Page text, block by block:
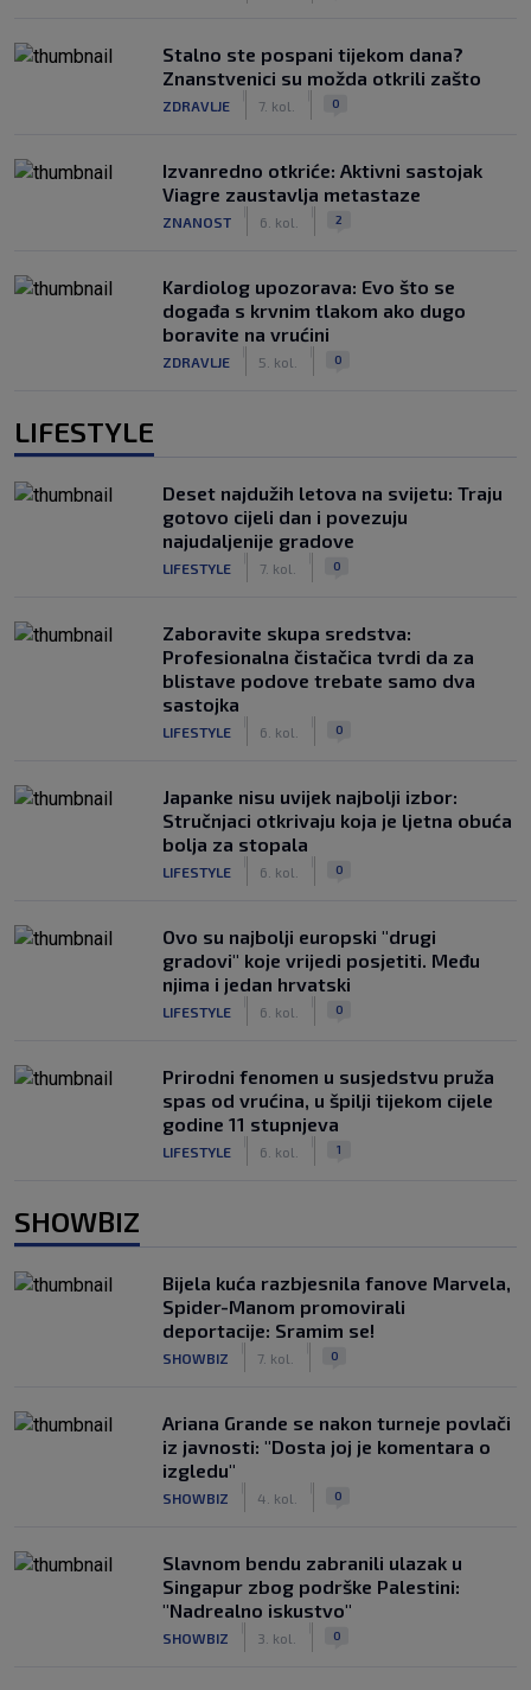
Stalno ste pospani tijekom dana?
Znanstvenici su možda otkrili zašto
ZDRAVLJE 7. kol. 0
Izvanredno otkriće: Aktivni sastojak
Viagre zaustavlja metastaze
ZNANOST 6. kol. 2
Kardiolog upozorava: Evo što se
događa s krvnim tlakom ako dugo
boravite na vrućini
ZDRAVLJE 5. kol. 0
LIFESTYLE
Deset najdužih letova na svijetu: Traju
gotovo cijeli dan i povezuju
najudaljenije gradove
LIFESTYLE 7. kol. 0
Zaboravite skupa sredstva:
Profesionalna čistačica tvrdi da za
blistave podove trebate samo dva
sastojka
LIFESTYLE 6. kol. 0
Japanke nisu uvijek najbolji izbor:
Stručnjaci otkrivaju koja je ljetna obuća
bolja za stopala
LIFESTYLE 6. kol. 0
Ovo su najbolji europski "drugi
gradovi" koje vrijedi posjetiti. Među
njima i jedan hrvatski
LIFESTYLE 6. kol. 0
Prirodni fenomen u susjedstvu pruža
spas od vrućina, u špilji tijekom cijele
godine 11 stupnjeva
LIFESTYLE 6. kol. 1
SHOWBIZ
Bijela kuća razbjesnila fanove Marvela,
Spider-Manom promovirali
deportacije: Sramim se!
SHOWBIZ 7. kol. 0
Ariana Grande se nakon turneje povlači
iz javnosti: "Dosta joj je komentara o
izgledu"
SHOWBIZ 4. kol. 0
Slavnom bendu zabranili ulazak u
Singapur zbog podrške Palestini:
"Nadrealno iskustvo"
SHOWBIZ 3. kol. 0